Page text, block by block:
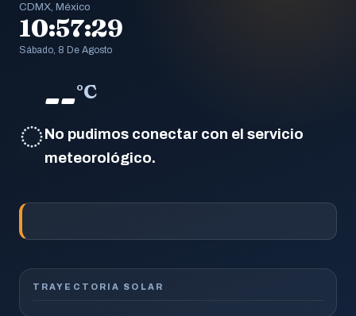
CDMX, México
10:57:29
Sábado, 8 De Agosto
◌
--°C
No pudimos conectar con el servicio
meteorológico.
TRAYECTORIA SOLAR